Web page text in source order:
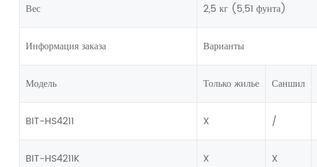
Вес 2,5 кг (5,51 фунта)
Информация заказа Варианты
Модель Только жилье Саншил
BIT-HS4211 X /
BIT-HS4211K X X